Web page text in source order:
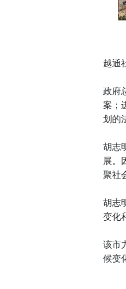
越通
政府
案；
划的
胡志
展。
聚社
胡志
变化
该市
候变